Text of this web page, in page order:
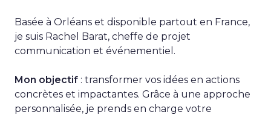
Basée à Orléans et disponible partout en France,
je suis Rachel Barat, cheffe de projet
communication et événementiel.
Mon objectif : transformer vos idées en actions
concrètes et impactantes. Grâce à une approche
personnalisée, je prends en charge votre